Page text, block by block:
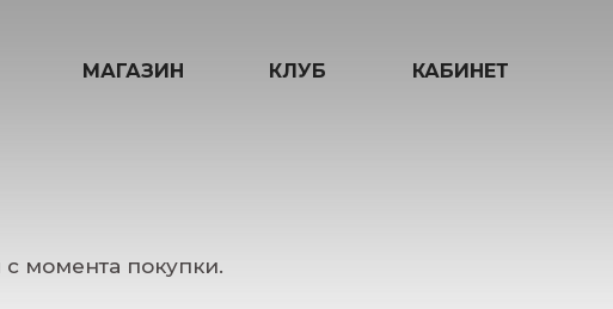
МАГАЗИН КЛУБ КАБИНЕТ
момента покупки.